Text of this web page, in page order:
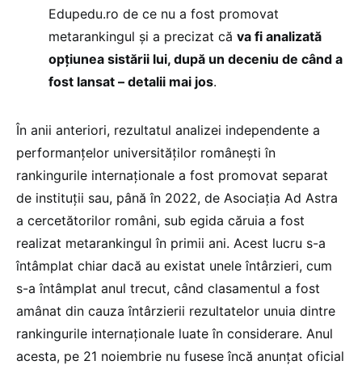
Edupedu.ro de ce nu a fost promovat
metarankingul și a precizat că va fi analizată
opțiunea sistării lui, după un deceniu de când a
fost lansat – detalii mai jos.
În anii anteriori, rezultatul analizei independente a
performanțelor universităților românești în
rankingurile internaționale a fost promovat separat
de instituții sau, până în 2022, de Asociația Ad Astra
a cercetătorilor români, sub egida căruia a fost
realizat metarankingul în primii ani. Acest lucru s-a
întâmplat chiar dacă au existat unele întârzieri, cum
s-a întâmplat anul trecut, când clasamentul a fost
amânat din cauza întârzierii rezultatelor unuia dintre
rankingurile internaționale luate în considerare. Anul
acesta, pe 21 noiembrie nu fusese încă anunțat oficial